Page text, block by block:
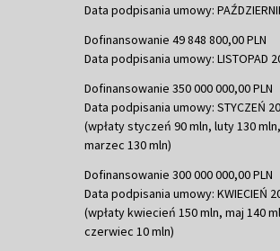
Data podpisania umowy:
Dofinansowanie 49 848 800,00 PLN
Data podpisania umowy: LISTOPAD
Dofinansowanie 350 000 000,00 PLN
Data podpisania umowy: STYCZEŃ
(wpłaty styczeń 90 mln, luty 130 mln,
marzec 130 mln)
Dofinansowanie 300 000 000,00 PLN
Data podpisania umowy: KWIECIEŃ
(wpłaty kwiecień 150 mln, maj 140
czerwiec 10 mln)